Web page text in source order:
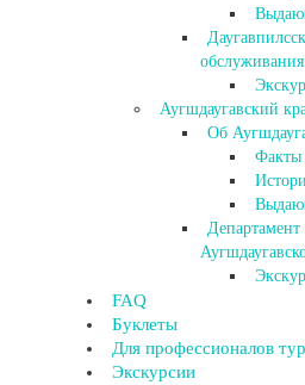
обслуживания
Аугшдаугавский
Об
Департамент
FAQ
Буклеты
Для профессионалов
Экскурсии